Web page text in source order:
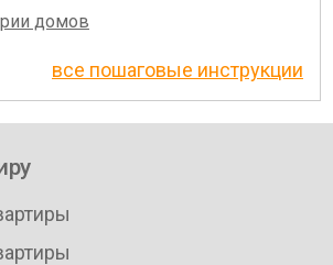
домов
все пошаговые инструкции